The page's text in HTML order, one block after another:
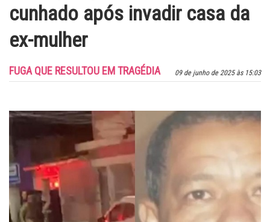
cunhado após invadir casa da
ex-mulher
09 de junho de 2025 às 15:03
FUGA QUE RESULTOU EM TRAGÉDIA